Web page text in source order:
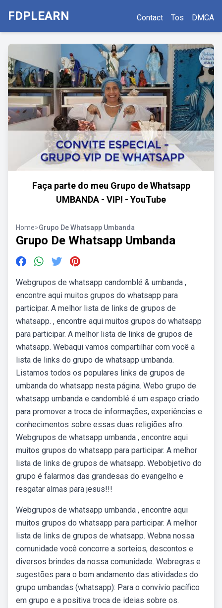
FDPLEARN Contact Tos DMCA
Faça parte do meu Grupo de Whatsapp
UMBANDA - VIP! - YouTube
Home>Grupo De Whatsapp Umbanda
Grupo De Whatsapp Umbanda
Webgrupos de whatsapp candomblé & umbanda ,
encontre aqui muitos grupos do whatsapp para
participar. A melhor lista de links de grupos de
whatsapp. , encontre aqui muitos grupos do whatsapp
para participar. A melhor lista de links de grupos de
whatsapp. Webaqui vamos compartilhar com você a
lista de links do grupo de whatsapp umbanda.
Listamos todos os populares links de grupos de
umbanda do whatsapp nesta página. Webo grupo de
whatsapp umbanda e candomblé é um espaço criado
para promover a troca de informações, experiências e
conhecimentos sobre essas duas religiões afro.
Webgrupos de whatsapp umbanda , encontre aqui
muitos grupos do whatsapp para participar. A melhor
lista de links de grupos de whatsapp. Webobjetivo do
grupo é falarmos das grandesas do evangelho e
resgatar almas para jesus!!!
Webgrupos de whatsapp umbanda , encontre aqui
muitos grupos do whatsapp para participar. A melhor
lista de links de grupos de whatsapp. Webna nossa
comunidade você concorre a sorteios, descontos e
diversos brindes da nossa comunidade. Webregras e
sugestões para o bom andamento das atividades do
grupo umbandas (whatsapp): Para o convívio pacífico
em grupo e a positiva troca de ideias sobre os.